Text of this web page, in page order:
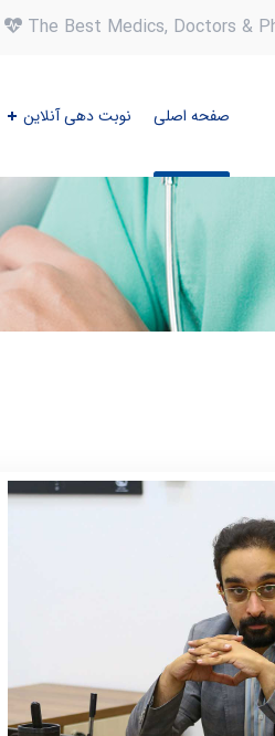
The Best Medics, Doctors &
صفحه اصلی نوبت دهی آنلاین